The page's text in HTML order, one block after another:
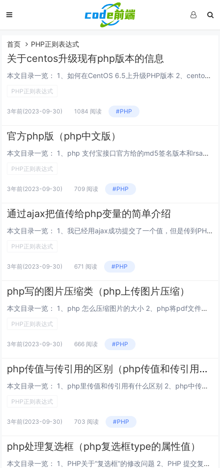
首页 PHP正则表达式
关于centos升级现有php版本的信息
本文目录一览： 1、如何在CentOS 6.5上升级PHP版本 2、centos默认安装php+mysql+apache能不能升级至新的版本 3、如何在CentOS 6.5上升级PHP 4、Centos更新PHP版本问题 5...
PHP正则表达式
3年前(2023-09-30) 1084 阅读 #PHP
官方php版（php中文版）
本文目录一览： 1、php 支付宝接口官方给的md5签名版本和rsa签名版本的区别 2、php官方网址是什么 3、官方出来说一下thinkphp3.23究竟支持哪几个php的版本 php 支付宝接口官方给的md5签名版本和rsa签...
PHP正则表达式
3年前(2023-09-30) 709 阅读 #PHP
通过ajax把值传给php变量的简单介绍
本文目录一览： 1、我已经用ajax成功提交了一个值，但是传到PHP文件时，不知道怎么返回才能输出这个PHP变量，如图 2、用jquery的ajax怎么传递js得到的变量，传递到php页面 3、如何在同一个PHP页面，通过ajax把...
PHP正则表达式
3年前(2023-09-30) 671 阅读 #PHP
php写的图片压缩类（php上传图片压缩）
本文目录一览： 1、php 怎么压缩图片的大小 2、php将pdf文件格式转换成图片，并压缩 3、php 图片压缩显示 4、PHP等比例压缩图片的实例代码 php 怎么压缩图片的大小 php 压缩图片的大小：?php$im =...
PHP正则表达式
3年前(2023-09-30) 666 阅读 #PHP
php传值与传引用的区别（php传值和传引用区别）
本文目录一览： 1、php里传值和传引用有什么区别 2、php中传值与传引用的区别? 3、PHP 中传值与传引用有什么区别 php里传值和传引用有什么区别 传值：是把实参的值赋值给形参，那么对形参的修改，不会影响实参的值。传引用：...
PHP正则表达式
3年前(2023-09-30) 703 阅读 #PHP
php处理复选框（php复选框type的属性值）
本文目录一览： 1、PHP关于“复选框”的修改问题 2、PHP 提交复选框 3、PHP 如何输出html中复选框的值 4、php开发中，数据库对单选框以及复选框数据的处理 急！！！ 5、PHP 怎么接收 多个复选框的值？...